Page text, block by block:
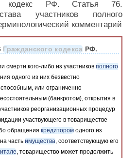
кодекс РФ. Статья 76.
участников полного
комментарий
Гражданского кодекса РФ.
смерти кого-либо из участников полного
одного из них безвестно
или ограниченно
(банкротом), открытия в
реорганизационных процедур
участвующего в товариществе
обращения кредитором одного из
часть имущества, соответствующую его
, товарищество может продолжить